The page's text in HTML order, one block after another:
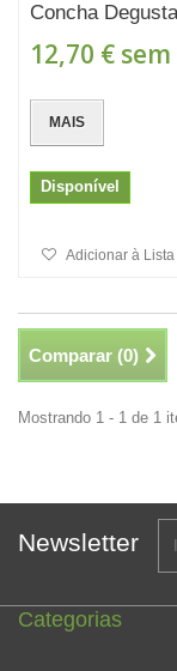
Concha
12,70 € sem
MAIS
Disponível
Adicionar à
Comparar (0)
Mostrando 1 - 1 de 1
Newsletter
Categorias